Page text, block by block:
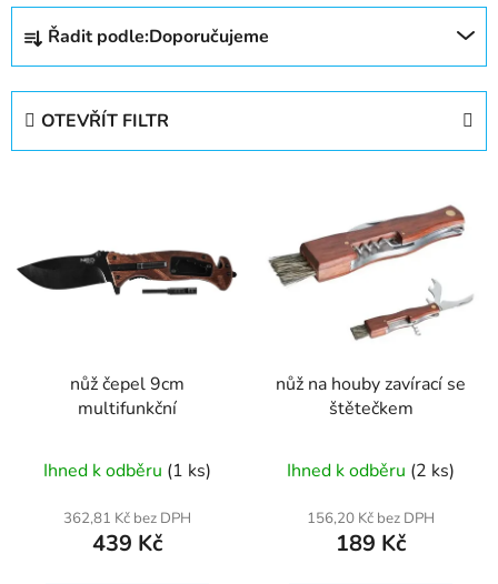
Ř
z
d
Řadit podle:Doporučujeme
OTEVŘÍT FILTR
nůž čepel 9cm
multifunkční
Ihned k odběru (1 ks)
362,81 Kč bez DPH
439 Kč
nůž na houby zavírací se
štětečkem
Ihned k odběru (2 ks)
156,20 Kč bez DPH
189 Kč